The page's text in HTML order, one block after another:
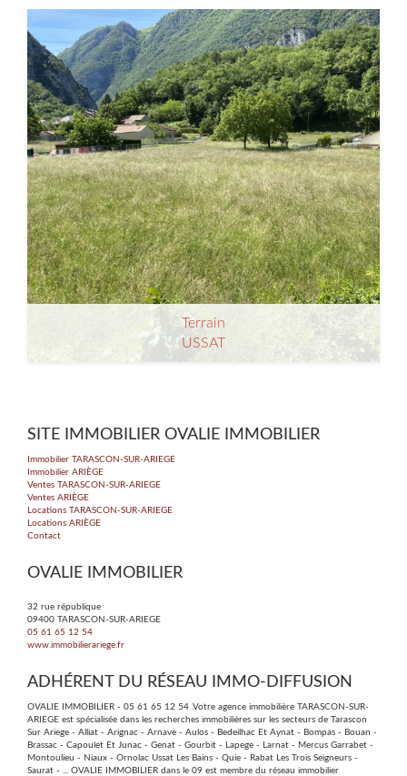
Terrain
USSAT
0m | pièce(s) | Ext. 3 370m
Terrain
SITE IMMOBILIER OVALIE IMMOBILIER
Immobilier TARASCON-SUR-ARIEGE
Immobilier ARIÈGE
Ventes TARASCON-SUR-ARIEGE
Ventes ARIÈGE
Locations TARASCON-SUR-ARIEGE
Locations ARIÈGE
Contact
OVALIE IMMOBILIER
32 rue république
09400 TARASCON-SUR-ARIEGE
05 61 65 12 54
www.immobilierariege.fr
ADHÉRENT DU RÉSEAU IMMO-DIFFUSION
OVALIE IMMOBILIER - 05 61 65 12 54 .Votre agence immobilière TARASCON-SUR-
ARIEGE est spécialisée dans les recherches immobilières sur les secteurs de Tarascon
Sur Ariege - Alliat - Arignac - Arnave - Aulos - Bedeilhac Et Aynat - Bompas - Bouan -
Brassac - Capoulet Et Junac - Genat - Gourbit - Lapege - Larnat - Mercus Garrabet -
Montoulieu - Niaux - Ornolac Ussat Les Bains - Quie - Rabat Les Trois Seigneurs -
Saurat - ... OVALIE IMMOBILIER dans le 09 est membre du réseau immobilier